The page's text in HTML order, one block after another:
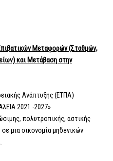
Μεταφορών (Σταθμών,
και Μετάβαση στην
Ανάπτυξης (ΕΤΠΑ)
2021 -2027»
πολυτροπικής, αστικής
μια οικονομία μηδενικών